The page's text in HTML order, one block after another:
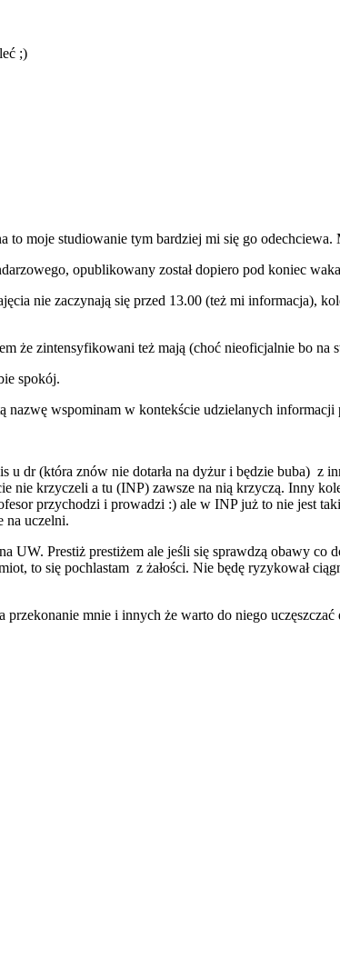
;)
to moje studiowanie tym bardziej mi się go
opublikowany został dopiero pod koniec
nie zaczynają się przed 13.00 (też mi informacja),
że zintensyfikowani też mają (choć nieoficjalnie bo na
spokój.
nazwę wspominam w kontekście udzielanych
u dr (która znów nie dotarła na dyżur i będzie buba)
nie krzyczeli a tu (INP) zawsze na nią krzyczą. Inny
przychodzi i prowadzi :) ale w INP już to nie jest
na uczelni.
UW. Prestiż prestiżem ale jeśli się sprawdzą obawy
to się pochlastam z żałości. Nie będę ryzykował
mnie i innych że warto do niego